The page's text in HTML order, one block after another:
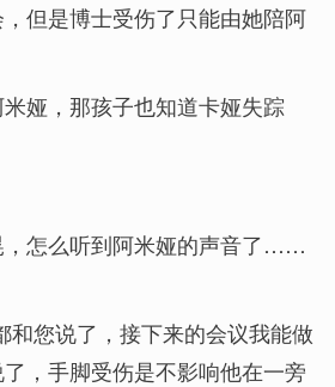
但是博士受伤了只能由她陪阿
娅，那孩子也知道卡娅失踪
，怎么听到阿米娅的声音了……
您说了，接下来的会议我能做
，手脚受伤是不影响他在一旁